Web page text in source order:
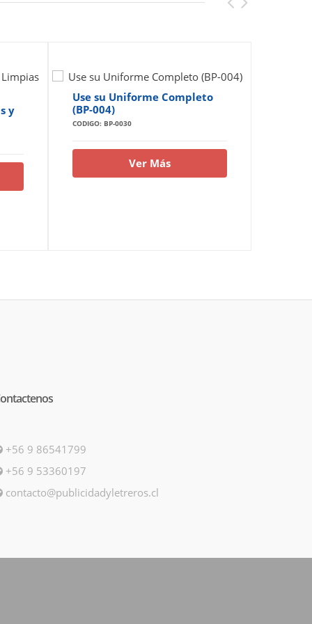
y
Use su Uniforme Completo
(BP-004)
CODIGO: BP-0030
Ver Más
+56 9 86541799
+56 9 53360197
contacto@publicidadyletreros.cl